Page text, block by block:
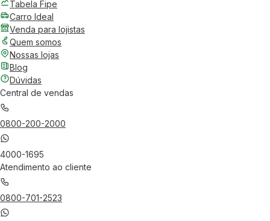
Tabela Fipe
Carro Ideal
Venda para lojistas
Quem somos
Nossas lojas
Blog
Dúvidas
Central de vendas
0800-200-2000
4000-1695
Atendimento ao cliente
0800-701-2523